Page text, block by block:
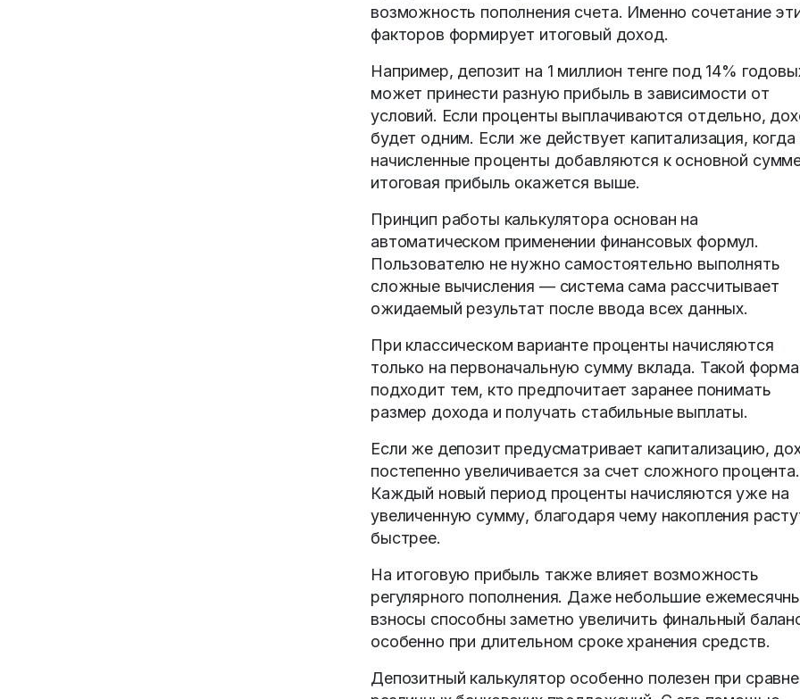
возможность пополнения счета. Именно сочетание
факторов формирует итоговый доход.
Например, депозит на 1 миллион тенге под 14%
может принести разную прибыль в зависимости от
условий. Если проценты выплачиваются отдельно,
будет одним. Если же действует капитализация, когда
начисленные проценты добавляются к основной
итоговая прибыль окажется выше.
Принцип работы калькулятора основан на
автоматическом применении финансовых формул.
Пользователю не нужно самостоятельно выполнять
сложные вычисления — система сама рассчитывает
ожидаемый результат после ввода всех данных.
При классическом варианте проценты начисляются
только на первоначальную сумму вклада. Такой
подходит тем, кто предпочитает заранее понимать
размер дохода и получать стабильные выплаты.
Если же депозит предусматривает капитализацию,
постепенно увеличивается за счет сложного процента.
Каждый новый период проценты начисляются уже на
увеличенную сумму, благодаря чему накопления
быстрее.
На итоговую прибыль также влияет возможность
регулярного пополнения. Даже небольшие
взносы способны заметно увеличить финальный
особенно при длительном сроке хранения средств.
Депозитный калькулятор особенно полезен при